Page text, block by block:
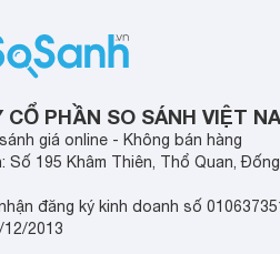
CỔ PHẦN SO SÁNH VIỆT
giá online - Không bán hàng
Số 195 Khâm Thiên, Thổ Quan,
đăng ký kinh doanh số
2013